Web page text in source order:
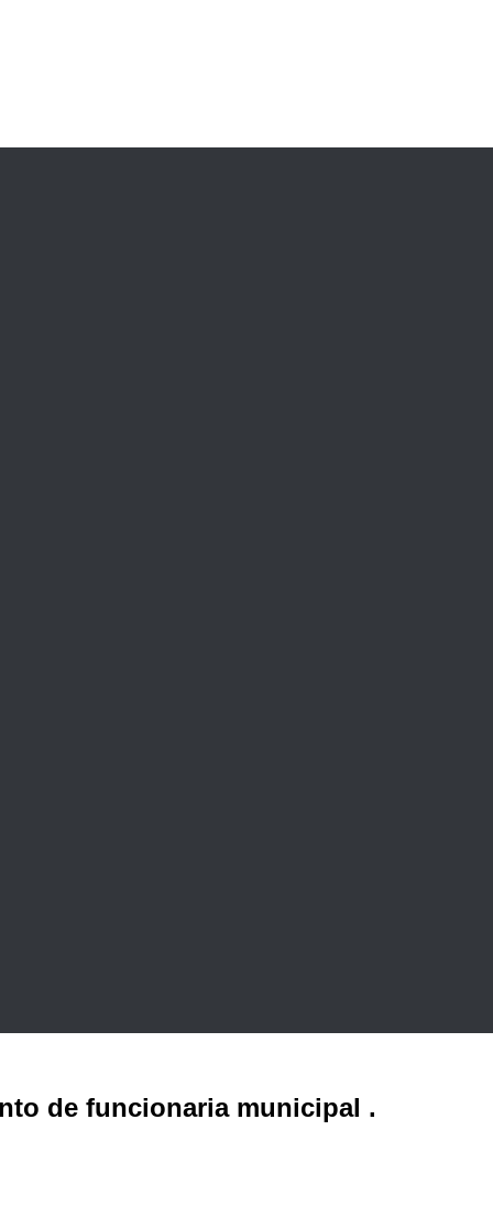
de funcionaria municipal .